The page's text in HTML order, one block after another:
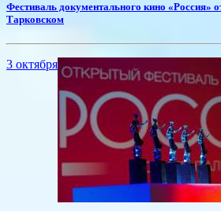
​Фестиваль документального кино «Россия»
Тарковском
3 октября